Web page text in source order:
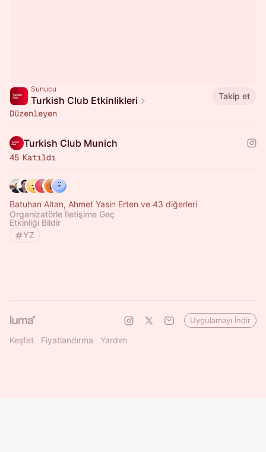
Sunucu
Turkish Club Etkinlikleri Takip et
Düzenleyen
Turkish Club Munich
45 Katıldı
Batuhan Altan, Ahmet Yasin Erten ve 43 diğerleri
Organizatörle İletişime Geç
Etkinliği Bildir
YZ
Keşfet Fiyatlandırma Yardım
Uygulamayı İndir